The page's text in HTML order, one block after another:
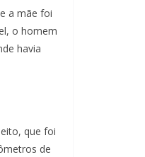
a mãe foi
o homem
havia
que foi
de